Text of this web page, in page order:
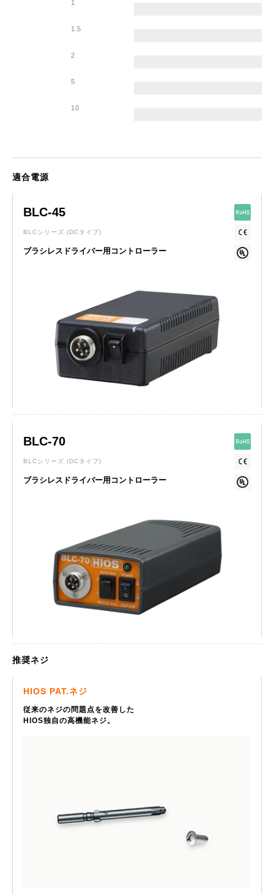
1
1.5
2
5
10
適合電源
BLC-45
BLCシリーズ (DCタイプ)
ブラシレスドライバー用コントローラー
BLC-70
BLCシリーズ (DCタイプ)
ブラシレスドライバー用コントローラー
推奨ネジ
HIOS PAT.ネジ
従来のネジの問題点を改善した
HIOS独自の高機能ネジ。